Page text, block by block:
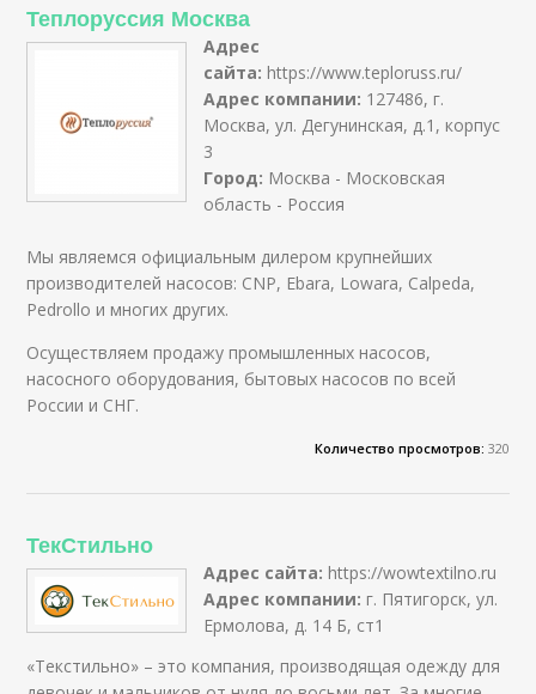
Теплоруссия Москва
Адрес
сайта: https://www.teploruss.ru/
Адрес компании: 127486, г.
Москва, ул. Дегунинская, д.1, корпус
3
Город: Москва - Московская
область - Россия
Мы являемся официальным дилером крупнейших
производителей насосов: CNP, Ebara, Lowara, Calpeda,
Pedrollo и многих других.
Осуществляем продажу промышленных насосов,
насосного оборудования, бытовых насосов по всей
России и СНГ.
Количество просмотров: 320
ТекСтильно
Адрес сайта: https://wowtextilno.ru
Адрес компании: г. Пятигорск, ул.
Ермолова, д. 14 Б, ст1
«Текстильно» – это компания, производящая одежду для